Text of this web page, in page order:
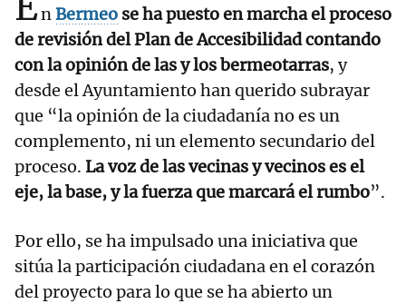
nBermeo se ha puesto en marcha el proceso
de revisión del Plan de Accesibilidad contando
con la opinión de las y los bermeotarras, y
desde el Ayuntamiento han querido subrayar
que “la opinión de la ciudadanía no es un
complemento, ni un elemento secundario del
proceso. La voz de las vecinas y vecinos es el
eje, la base, y la fuerza que marcará el rumbo”.
Por ello, se ha impulsado una iniciativa que
sitúa la participación ciudadana en el corazón
del proyecto para lo que se ha abierto un